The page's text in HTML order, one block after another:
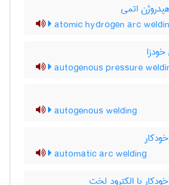
اتمی
atomic hydrogen arc
autogenous pressure
autogenous welding
automatic arc welding
با الکترود لخت